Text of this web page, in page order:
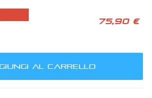
75,90 €
AL CARRELLO